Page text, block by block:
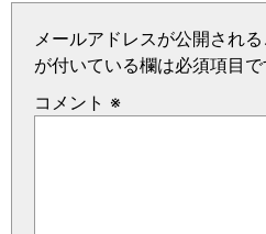
メールアドレスが公開される
が付いている欄は必須項目で
コメント ※